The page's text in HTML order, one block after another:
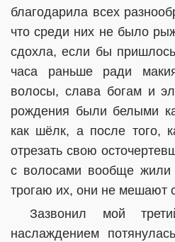
благодарила всех
что среди них не было
сдохла, если бы
часа раньше ради
волосы, слава богам и
рождения были белыми
как шёлк, а после того,
отрезать свою
с волосами вообще
трогаю их, они не мешают
Зазвонил мой
наслаждением